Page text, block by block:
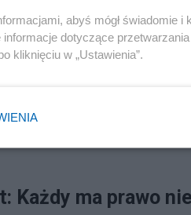
Każdy ma prawo
abyś mógł świadomie
informacje dotyczące
kliknięciu w „Ustawienia”.